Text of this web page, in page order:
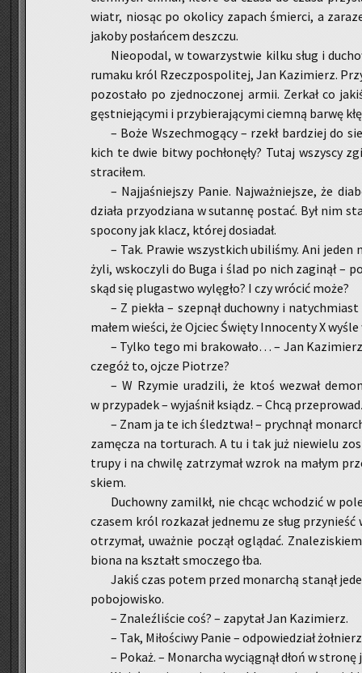
wiatr, nio­sąc po oko­li­cy za­pach śmier­ci, a
ja­ko­by po­słań­cem desz­czu.
Nie­opo­dal, w to­wa­rzy­stwie kilku sług i
ru­ma­ku król Rzecz­po­spo­li­tej, Jan Ka­zi­mierz.
po­zo­sta­ło po zjed­no­czo­nej armii. Zer­kał co
gęst­nie­ją­cy­mi i przy­bie­ra­ją­cy­mi ciem­ną barwę
– Boże Wszech­mo­gą­cy – rzekł bar­dziej do
kich te dwie bitwy po­chło­nę­ły? Tutaj wszy­scy
stra­ci­łem.
– Naj­ja­śniej­szy Panie. Naj­waż­niej­sze, że
dzia­ła przy­odzia­na w su­tan­nę po­stać. Był nim
spo­co­ny jak klacz, któ­rej do­sia­dał.
– Tak. Pra­wie wszyst­kich ubi­li­śmy. Ani jeden
ży­li, wsko­czy­li do Buga i ślad po nich za­gi­nął –
skąd się plu­ga­stwo wy­lę­gło? I czy wró­cić może?
– Z pie­kła – szep­nął du­chow­ny i
ma­łem wie­ści, że Oj­ciec Świę­ty In­no­cen­ty X
– Tylko tego mi bra­ko­wa­ło… – Jan
cze­góż to, ojcze Pio­trze?
– W Rzy­mie ura­dzi­li, że ktoś we­zwał
w przy­pa­dek – wy­ja­śnił ksiądz. – Chcą
– Znam ja te ich śledz­twa! – prych­nął
za­mę­cza na tor­tu­rach. A tu i tak już nie­wie­lu
trupy i na chwi­lę za­trzy­mał wzrok na małym
skiem.
Du­chow­ny za­milkł, nie chcąc wcho­dzić w
cza­sem król roz­ka­zał jed­ne­mu ze sług
otrzy­mał, uważ­nie po­czął oglą­dać.
bio­na na kształt smo­cze­go łba.
Jakiś czas potem przed mo­nar­chą sta­nął
po­bo­jo­wi­sko.
– Zna­leź­li­ście coś? – za­py­tał Jan Ka­zi­mierz.
– Tak, Mi­ło­ści­wy Panie – od­po­wie­dział
– Pokaż. – Mo­nar­cha wy­cią­gnął dłoń w stro­nę